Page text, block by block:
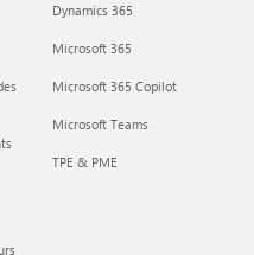
Dynamics 365
Microsoft 365
Microsoft 365 Copilot
Microsoft Teams
TPE & PME